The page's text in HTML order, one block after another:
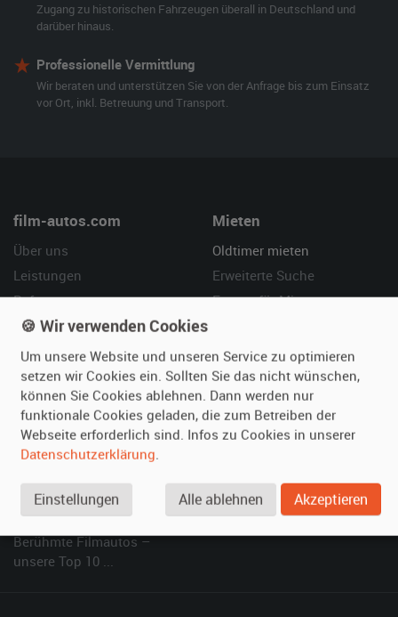
Zugang zu historischen Fahrzeugen überall in Deutschland und
darüber hinaus.
Professionelle Vermittlung
Wir beraten und unterstützen Sie von der Anfrage bis zum Einsatz
vor Ort, inkl. Betreuung und Transport.
film-autos.com
Über uns
Leistungen
Referenzen
Kundenmeinungen
Mieten
Oldtimer mieten
Erweiterte Suche
Fragen für Mieter
Vermieten
Oldtimer anmelden
Fotos senden
Fragen für Vermieter
Hilfe
Häufige Fragen (FAQ)
So funktioniert's
SPECIAL
Berühmte Filmautos –
unsere Top 10 ...
🍪 Wir verwenden Cookies
Um unsere Website und unseren Service zu optimieren
setzen wir Cookies ein. Sollten Sie das nicht wünschen,
können Sie Cookies ablehnen. Dann werden nur
funktionale Cookies geladen, die zum Betreiben der
Webseite erforderlich sind. Infos zu Cookies in unserer
Datenschutzerklärung.
Einstellungen Alle ablehnen Akzeptieren